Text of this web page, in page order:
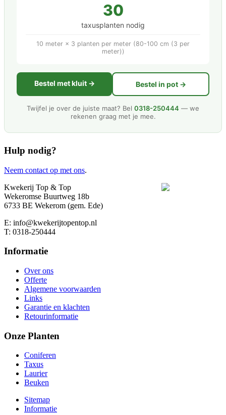
30
taxusplanten nodig
10 meter × 3 planten per meter (80-100 cm (3 per
meter))
Bestel met kluit → Bestel in pot →
Twijfel je over de juiste maat? Bel 0318-250444 — we
rekenen graag met je mee.
Hulp nodig?
Neem contact op met ons.
Kwekerij Top & Top
Wekeromse Buurtweg 18b
6733 BE Wekerom (gem. Ede)
E: info@kwekerijtopentop.nl
T: 0318-250444
Informatie
Over ons
Offerte
Algemene voorwaarden
Links
Garantie en klachten
Retourinformatie
Onze Planten
Coniferen
Taxus
Laurier
Beuken
Sitemap
Informatie